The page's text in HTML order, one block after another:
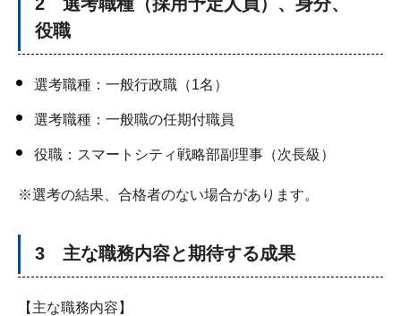
役職
選考職種：一般行政職（1名）
選考職種：一般職の任期付職員
役職：スマートシティ戦略部副理事（次長級）
※選考の結果、合格者のない場合があります。
3 主な職務内容と期待する成果
【主な職務内容】